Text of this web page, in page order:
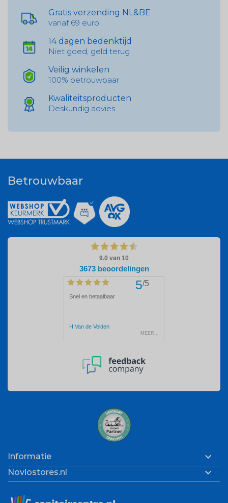
Gratis verzending NL&BE
vanaf 69 euro
14 dagen bedenktijd
Niet goed, geld terug
Veilig winkelen
100% betrouwbaar
Kwaliteitsproducten
Deskundig advies
Betrouwbaar
Informatie 
Noviostores.nl 